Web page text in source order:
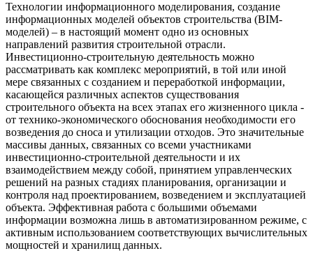
Технологии информационного моделирования, создание
информационных моделей объектов строительства (BIM-
моделей) – в настоящий момент одно из основных
направлений развития строительной отрасли.
Инвестиционно-строительную деятельность можно
рассматривать как комплекс мероприятий, в той или иной
мере связанных с созданием и переработкой информации,
касающейся различных аспектов существования
строительного объекта на всех этапах его жизненного цикла -
от технико-экономического обоснования необходимости его
возведения до сноса и утилизации отходов. Это значительные
массивы данных, связанных со всеми участниками
инвестиционно-строительной деятельности и их
взаимодействием между собой, принятием управленческих
решений на разных стадиях планирования, организации и
контроля над проектированием, возведением и эксплуатацией
объекта. Эффективная работа с большими объемами
информации возможна лишь в автоматизированном режиме, с
активным использованием соответствующих вычислительных
мощностей и хранилищ данных.